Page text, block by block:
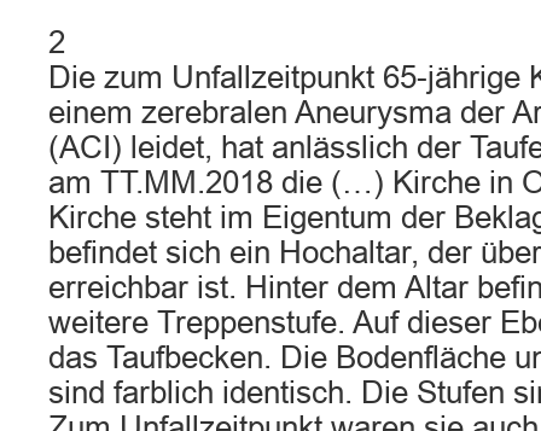
2
Die zum Unfallzeitpunkt 65-jährige
einem zerebralen Aneurysma der
(ACI) leidet, hat anlässlich der
am TT.MM.2018 die (…) Kirche in
Kirche steht im Eigentum der
befindet sich ein Hochaltar, der
erreichbar ist. Hinter dem Altar
weitere Treppenstufe. Auf dieser
das Taufbecken. Die Bodenfläche
sind farblich identisch. Die Stufen